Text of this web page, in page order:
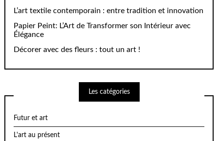
L’art textile contemporain : entre tradition et innovation
Papier Peint: L’Art de Transformer son Intérieur avec
Élégance
Décorer avec des fleurs : tout un art !
Les catégories
Futur et art
L'art au présent